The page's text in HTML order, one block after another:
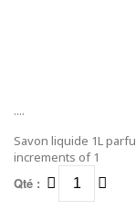
....
Savon liquide 1L
increments of 1
Qté :